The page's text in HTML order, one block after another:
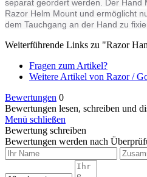
separat geordert werden. Der Hand
Razor Helm Mount und ermöglicht
dem Tauchgang an der Hand zu
Weiterführende Links zu "Razor
Fragen zum Artikel?
Weitere Artikel von Razor /
Bewertungen 0
Bewertungen lesen, schreiben und
Menü schließen
Bewertung schreiben
Bewertungen werden nach